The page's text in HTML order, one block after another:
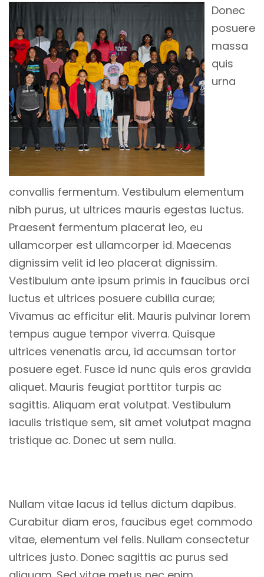
Donec
posuere
massa
quis
urna
convallis fermentum. Vestibulum elementum
nibh purus, ut ultrices mauris egestas luctus.
Praesent fermentum placerat leo, eu
ullamcorper est ullamcorper id. Maecenas
dignissim velit id leo placerat dignissim.
Vestibulum ante ipsum primis in faucibus orci
luctus et ultrices posuere cubilia curae;
Vivamus ac efficitur elit. Mauris pulvinar lorem
tempus augue tempor viverra. Quisque
ultrices venenatis arcu, id accumsan tortor
posuere eget. Fusce id nunc quis eros gravida
aliquet. Mauris feugiat porttitor turpis ac
sagittis. Aliquam erat volutpat. Vestibulum
iaculis tristique sem, sit amet volutpat magna
tristique ac. Donec ut sem nulla.
Nullam vitae lacus id tellus dictum dapibus.
Curabitur diam eros, faucibus eget commodo
vitae, elementum vel felis. Nullam consectetur
ultrices justo. Donec sagittis ac purus sed